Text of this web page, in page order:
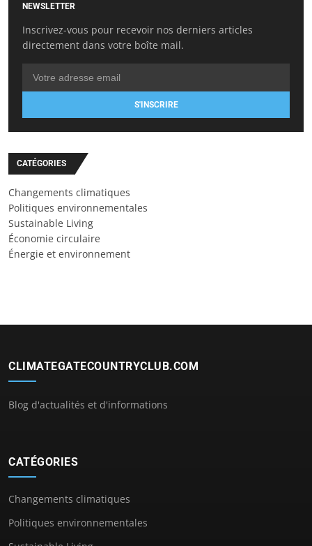
NEWSLETTER
Inscrivez-vous pour recevoir nos derniers articles
directement dans votre boîte mail.
S'INSCRIRE
CATÉGORIES
Changements climatiques
Politiques environnementales
Sustainable Living
Économie circulaire
Énergie et environnement
CLIMATEGATECOUNTRYCLUB.COM
Blog d'actualités et d'informations
CATÉGORIES
Changements climatiques
Politiques environnementales